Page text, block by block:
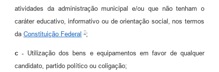
atividades da administração municipal e/ou que não tenham o
caráter educativo, informativo ou de orientação social, nos termos
da Constituição Federal ;
c - Utilização dos bens e equipamentos em favor de qualquer
candidato, partido político ou coligação;